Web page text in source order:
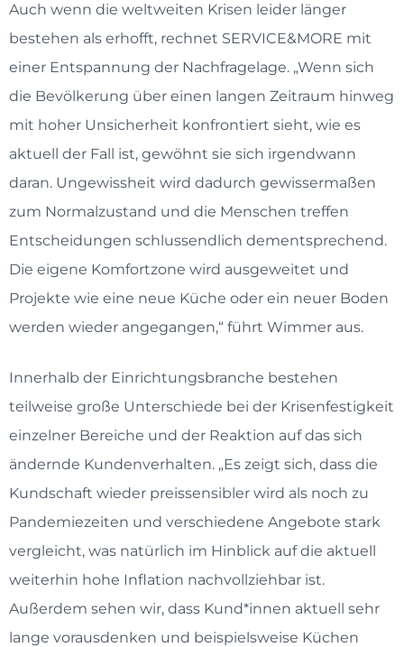
Auch wenn die weltweiten Krisen leider länger
bestehen als erhofft, rechnet SERVICE&MORE mit
einer Entspannung der Nachfragelage. „Wenn sich
die Bevölkerung über einen langen Zeitraum hinweg
mit hoher Unsicherheit konfrontiert sieht, wie es
aktuell der Fall ist, gewöhnt sie sich irgendwann
daran. Ungewissheit wird dadurch gewissermaßen
zum Normalzustand und die Menschen treffen
Entscheidungen schlussendlich dementsprechend.
Die eigene Komfortzone wird ausgeweitet und
Projekte wie eine neue Küche oder ein neuer Boden
werden wieder angegangen,“ führt Wimmer aus.
Innerhalb der Einrichtungsbranche bestehen
teilweise große Unterschiede bei der Krisenfestigkeit
einzelner Bereiche und der Reaktion auf das sich
ändernde Kundenverhalten. „Es zeigt sich, dass die
Kundschaft wieder preissensibler wird als noch zu
Pandemiezeiten und verschiedene Angebote stark
vergleicht, was natürlich im Hinblick auf die aktuell
weiterhin hohe Inflation nachvollziehbar ist.
Außerdem sehen wir, dass Kund*innen aktuell sehr
lange vorausdenken und beispielsweise Küchen